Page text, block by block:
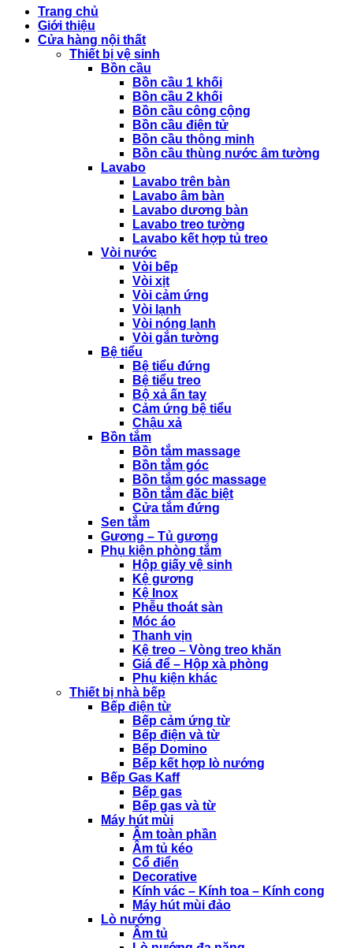
Trang chủ
Giới thiệu
Cửa hàng nội thất
Thiết bị vệ sinh
Bồn cầu
Bồn cầu 1 khối
Bồn cầu 2 khối
Bồn cầu công cộng
Bồn cầu điện tử
Bồn cầu thông minh
Bồn cầu thùng nước âm tường
Lavabo
Lavabo trên bàn
Lavabo âm bàn
Lavabo dương bàn
Lavabo treo tường
Lavabo kết hợp tủ treo
Vòi nước
Vòi bếp
Vòi xịt
Vòi cảm ứng
Vòi lạnh
Vòi nóng lạnh
Vòi gắn tường
Bệ tiểu
Bệ tiểu đứng
Bệ tiểu treo
Bộ xả ấn tay
Cảm ứng bệ tiểu
Chậu xả
Bồn tắm
Bồn tắm massage
Bồn tắm góc
Bồn tắm góc massage
Bồn tắm đặc biệt
Cửa tắm đứng
Sen tắm
Gương – Tủ gương
Phụ kiện phòng tắm
Hộp giấy vệ sinh
Kệ gương
Kệ Inox
Phễu thoát sàn
Móc áo
Thanh vịn
Kệ treo – Vòng treo khăn
Giá để – Hộp xà phòng
Phụ kiện khác
Thiết bị nhà bếp
Bếp điện từ
Bếp cảm ứng từ
Bếp điện và từ
Bếp Domino
Bếp kết hợp lò nướng
Bếp Gas Kaff
Bếp gas
Bếp gas và từ
Máy hút mùi
Âm toàn phần
Âm tủ kéo
Cổ điển
Decorative
Kính vác – Kính toa – Kính cong
Máy hút mùi đảo
Lò nướng
Âm tủ